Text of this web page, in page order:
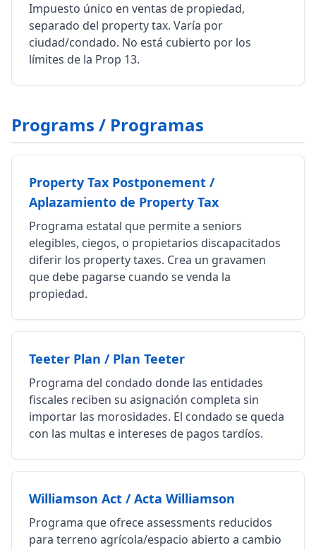
Impuesto único en ventas de propiedad,
separado del property tax. Varía por
ciudad/condado. No está cubierto por los
límites de la Prop 13.
Programs / Programas
Property Tax Postponement /
Aplazamiento de Property Tax
Programa estatal que permite a seniors
elegibles, ciegos, o propietarios discapacitados
diferir los property taxes. Crea un gravamen
que debe pagarse cuando se venda la
propiedad.
Teeter Plan / Plan Teeter
Programa del condado donde las entidades
fiscales reciben su asignación completa sin
importar las morosidades. El condado se queda
con las multas e intereses de pagos tardíos.
Williamson Act / Acta Williamson
Programa que ofrece assessments reducidos
para terreno agrícola/espacio abierto a cambio